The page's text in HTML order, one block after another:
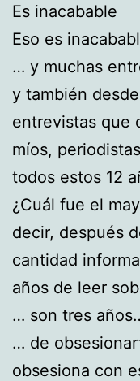
Es inacabable
Eso es
… y muchas
y también
entrevistas que
míos,
todos estos 12
¿Cuál fue el
decir, después
cantidad
años de leer
… son tres
… de
obsesiona con